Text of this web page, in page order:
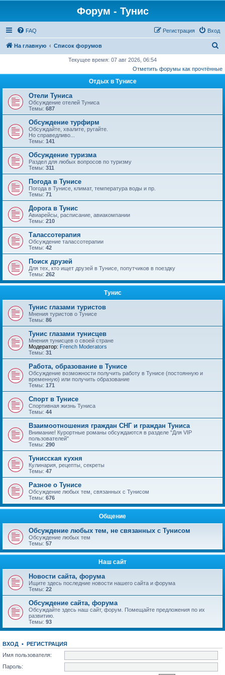
Форум - Тунис
FAQ Вход
Регистрация
На главную Список форумов
и
Текущее время: 07 авг 2026, 06:54
Отметить форумы как прочтённые
Отдых в Тунисе
Отели Туниса
Обсуждение отелей Туниса
Темы: 687
Обсуждение турфирм
Обсуждайте, хвалите, ругайте.
Но справедливо...
Темы: 141
Обсуждение туризма
Раздел для любых вопросов по туризму
Темы: 311
Погода в Тунисе
Погода в Тунисе, климат, температура воды и пр.
Темы: 71
Дорога в Тунис
Авиарейсы, расписание, авиакомпании
Темы: 210
Талассотерапия
Обсуждение талассотерапии
Темы: 42
Поиск друзей
Для тех, кто ищет друзей в Тунисе, попутчиков в поездку
Темы: 262
Тунис
Тунис глазами туристов
Мнения туристов о Тунисе
Темы: 86
Тунис глазами тунисцев
Мнения тунисцев о своей стране
Модератор: French Moderators
Темы: 31
Работа, образование в Тунисе
Обсуждение возможности получить работу в Тунисе (постоянную и
временную) или получить образование
Темы: 171
Спорт в Тунисе
Спортивная жизнь Туниса
Темы: 44
Взаимоотношения граждан СНГ и граждан Туниса
Внимание! Курортные романы обсуждаются в разделе "Для VIP
пользователей"
Темы: 290
Тунисская кухня
Кулинария, рецепты, секреты
Темы: 47
Разное о Тунисе
Обсуждение любых тем, связанных с Тунисом
Темы: 676
Общение
Обсуждение любых тем, не связанных с Тунисом
Обсуждение любых тем
Темы: 57
Наш сайт
Новости сайта, форума
Ищите здесь последние новости нашего сайта и форума
Темы: 22
Обсуждение сайта, форума
Обсуждайте здесь наш сайт, форум. Помещайте предложения по их
развитию.
Темы: 93
ВХОД • РЕГИСТРАЦИЯ
Имя пользователя:
Пароль: